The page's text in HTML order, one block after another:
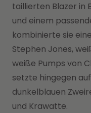
taillierten Blazer in
und einem
kombinierte sie
Stephen Jones,
weiße Pumps von
setzte hingegen
dunkelblauen
und Krawatte.